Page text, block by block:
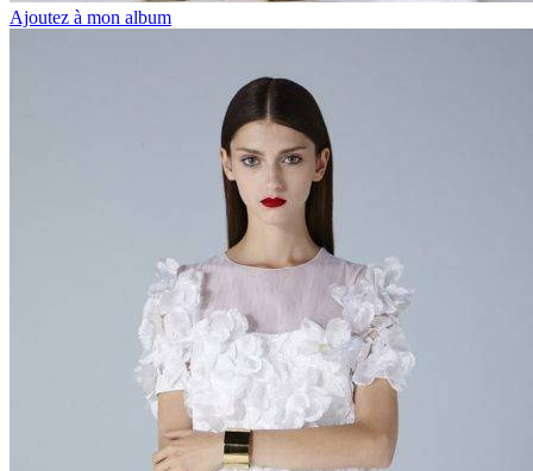
Ajoutez à mon album